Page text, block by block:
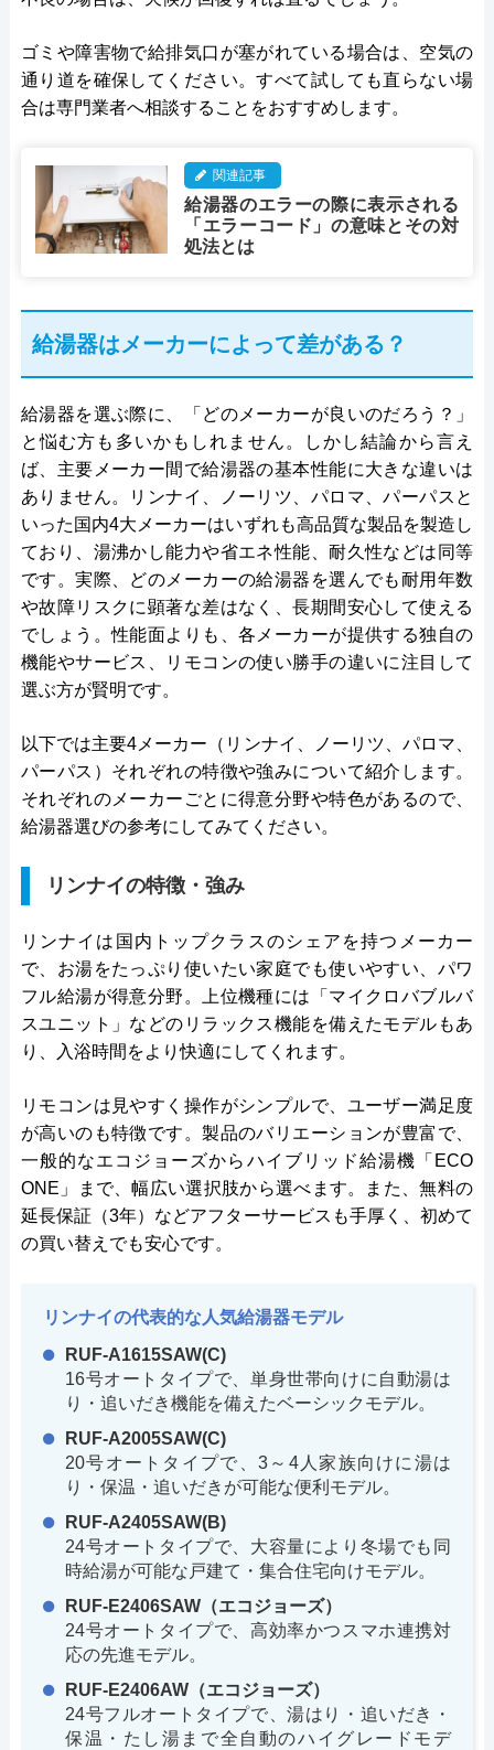
ゴミや障害物で給排気口が塞がれている場合は、空気の
通り道を確保してください。すべて試しても直らない場
合は専門業者へ相談することをおすすめします。
関連記事
給湯器のエラーの際に表示される
「エラーコード」の意味とその対
処法とは
給湯器はメーカーによって差がある？
給湯器を選ぶ際に、「どのメーカーが良いのだろう？」
と悩む方も多いかもしれません。しかし結論から言え
ば、主要メーカー間で給湯器の基本性能に大きな違いは
ありません。リンナイ、ノーリツ、パロマ、パーパスと
いった国内4大メーカーはいずれも高品質な製品を製造し
ており、湯沸かし能力や省エネ性能、耐久性などは同等
です。実際、どのメーカーの給湯器を選んでも耐用年数
や故障リスクに顕著な差はなく、長期間安心して使える
でしょう。性能面よりも、各メーカーが提供する独自の
機能やサービス、リモコンの使い勝手の違いに注目して
選ぶ方が賢明です。
以下では主要4メーカー（リンナイ、ノーリツ、パロマ、
パーパス）それぞれの特徴や強みについて紹介します。
それぞれのメーカーごとに得意分野や特色があるので、
給湯器選びの参考にしてみてください。
リンナイの特徴・強み
リンナイは国内トップクラスのシェアを持つメーカー
で、お湯をたっぷり使いたい家庭でも使いやすい、パワ
フル給湯が得意分野。上位機種には「マイクロバブルバ
スユニット」などのリラックス機能を備えたモデルもあ
り、入浴時間をより快適にしてくれます。
リモコンは見やすく操作がシンプルで、ユーザー満足度
が高いのも特徴です。製品のバリエーションが豊富で、
一般的なエコジョーズからハイブリッド給湯機「ECO
ONE」まで、幅広い選択肢から選べます。また、無料の
延長保証（3年）などアフターサービスも手厚く、初めて
の買い替えでも安心です。
リンナイの代表的な人気給湯器モデル
RUF-A1615SAW(C)
16号オートタイプで、単身世帯向けに自動湯は
り・追いだき機能を備えたベーシックモデル。
RUF-A2005SAW(C)
20号オートタイプで、3～4人家族向けに湯は
り・保温・追いだきが可能な便利モデル。
RUF-A2405SAW(B)
24号オートタイプで、大容量により冬場でも同
時給湯が可能な戸建て・集合住宅向けモデル。
RUF-E2406SAW（エコジョーズ）
24号オートタイプで、高効率かつスマホ連携対
応の先進モデル。
RUF-E2406AW（エコジョーズ）
24号フルオートタイプで、湯はり・追いだき・
保温・たし湯まで全自動のハイグレードモデ